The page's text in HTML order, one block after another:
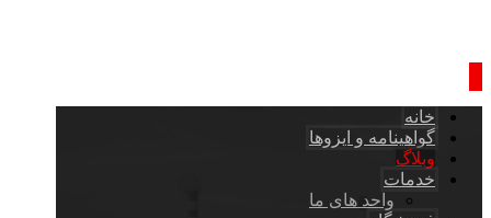
خانه
گواهینامه و ایزوها
وبلاگ
خدمات
واحد های ما